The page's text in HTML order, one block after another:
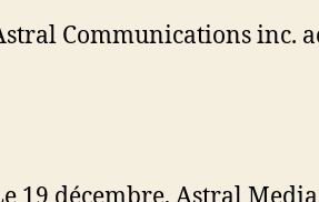
Communications inc.